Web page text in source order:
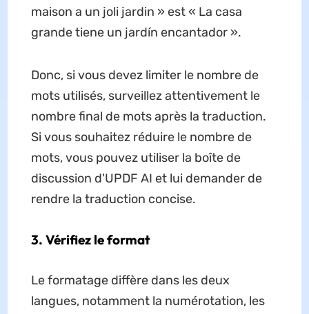
maison a un joli jardin » est « La casa
grande tiene un jardín encantador ».
Donc, si vous devez limiter le nombre de
mots utilisés, surveillez attentivement le
nombre final de mots après la traduction.
Si vous souhaitez réduire le nombre de
mots, vous pouvez utiliser la boîte de
discussion d'UPDF AI et lui demander de
rendre la traduction concise.
3. Vérifiez le format
Le formatage diffère dans les deux
langues, notamment la numérotation, les